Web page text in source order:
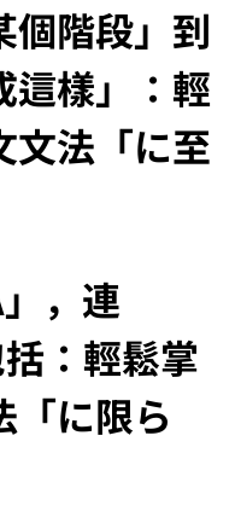
個階段」到
這樣」：輕
文法「に至
，連
括：輕鬆掌
「に限ら